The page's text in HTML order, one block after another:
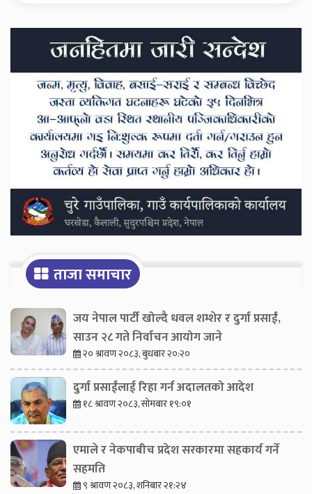
Secondary
Sidebar
ताजा समाचार
जय नेपाल पार्टी खोल्दै धवल शम्शेर र दुर्गा प्रसाईं,
साउन २८ गते निर्वाचन आयोग जाने
२० श्रावण २०८३, बुधबार २०:२०
दुर्गा प्रसाईंलाई रिहा गर्न अदालतको आदेश
१८ श्रावण २०८३, सोमबार १९:०१
एमाले र नेकपाबीच प्रदेश सरकारमा सहकार्य गर्ने
सहमति
९ श्रावण २०८३, शनिबार २१:२४